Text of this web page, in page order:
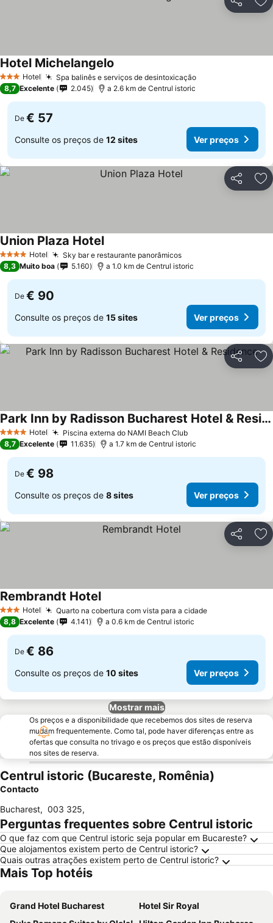
Partilhar
3 EstrelasHotel Spa balinês e serviços de desintoxicação
Hotel Michelangelo
8,7 Excelente 2.045 a 2.6 km de Centrul istoric
De € 57
Consulte os preços de 12 sites Ver preços
Partilhar
4 EstrelasHotel Sky bar e restaurante panorâmicos
Union Plaza Hotel
8,3 Muito boa 5.160 a 1.0 km de Centrul istoric
De € 90
Consulte os preços de 15 sites Ver preços
Partilhar
4 EstrelasHotel Piscina externa do NAMI Beach Club
Park Inn by Radisson Bucharest Hotel & Residence
8,7 Excelente 11.635 a 1.7 km de Centrul istoric
De € 98
Consulte os preços de 8 sites Ver preços
Partilhar
3 EstrelasHotel Quarto na cobertura com vista para a cidade
Rembrandt Hotel
8,8 Excelente 4.141 a 0.6 km de Centrul istoric
De € 86
Consulte os preços de 10 sites Ver preços
Mostrar mais
Os preços e a disponibilidade que recebemos dos sites de reserva
mudam frequentemente. Como tal, pode haver diferenças entre as
ofertas que consulta no trivago e os preços que estão disponíveis
nos sites de reserva.
Centrul istoric (Bucareste, Romênia)
Contacto
Bucharest, 003 325,
Perguntas frequentes sobre Centrul istoric
O que faz com que Centrul istoric seja popular em Bucareste?
Que alojamentos existem perto de Centrul istoric?
Quais outras atrações existem perto de Centrul istoric?
Mais Top hotéis
Grand Hotel Bucharest
Hotel Sir Royal